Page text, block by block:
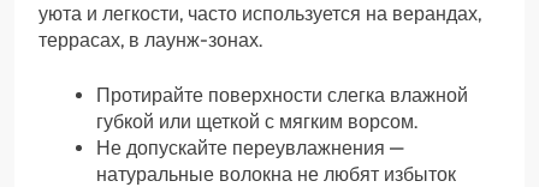
уюта и легкости, часто используется на верандах,
террасах, в лаунж-зонах.
Протирайте поверхности слегка влажной
губкой или щеткой с мягким ворсом.
Не допускайте переувлажнения —
натуральные волокна не любят избыток